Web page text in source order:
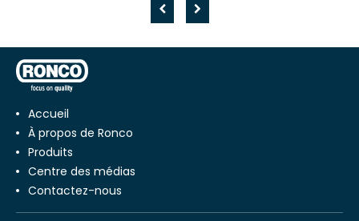
Accueil
À propos de Ronco
Produits
Centre des médias
Contactez-nous